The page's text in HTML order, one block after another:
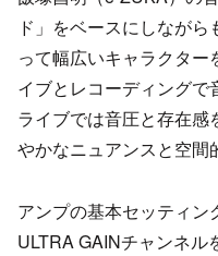
ド」をベースにしなが
って幅広いキャラクタ
イブとレコーディングで
ライブでは音圧と存在
やかなニュアンスと空間
アンプの基本セッティ
ULTRA GAINチャンネル